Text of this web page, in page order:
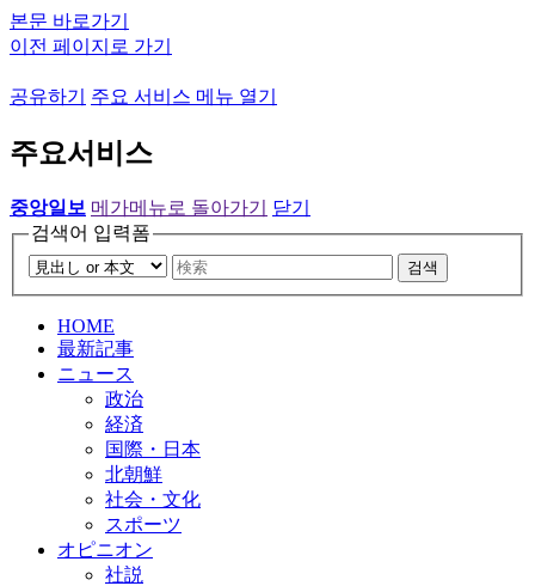
본문 바로가기
이전 페이지로 가기
공유하기 주요 서비스 메뉴 열기
주요서비스
중앙일보 메가메뉴로 돌아가기
닫기
검색어 입력폼
검색
HOME
最新記事
ニュース
政治
経済
国際・日本
北朝鮮
社会・文化
スポーツ
オピニオン
社説